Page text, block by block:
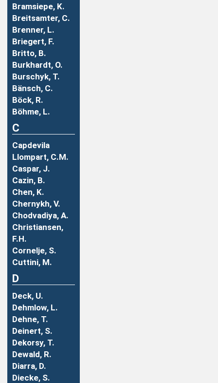
Bramsiepe, K.
Breitsamter, C.
Brenner, L.
Briegert, F.
Britto, B.
Burkhardt, O.
Burschyk, T.
Bänsch, C.
Böck, R.
Böhme, L.
C
Capdevila
Llompart, C.M.
Caspar, J.
Cazin, B.
Chen, K.
Chernykh, V.
Chodvadiya, A.
Christiansen,
F.H.
Cornelje, S.
Cuttini, M.
D
Deck, U.
Dehmlow, L.
Dehne, T.
Deinert, S.
Dekorsy, T.
Dewald, R.
Diarra, D.
Diecke, S.